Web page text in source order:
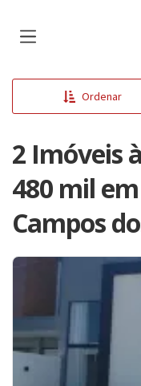
Ordenar
2 Imóveis
480 mil
Campos